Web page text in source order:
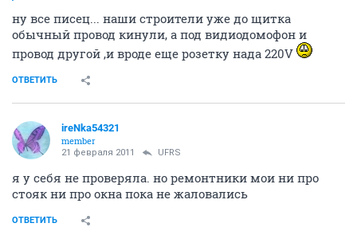
ну все писец... наши строители уже до щитка
обычный провод кинули, а под видиодомофон и
провод другой ,и вроде еще розетку нада 220V
ОТВЕТИТЬ
ireNka54321
member
21 февраля 2011 UFRS
я у себя не проверяла. но ремонтники мои ни про
стояк ни про окна пока не жаловались
ОТВЕТИТЬ